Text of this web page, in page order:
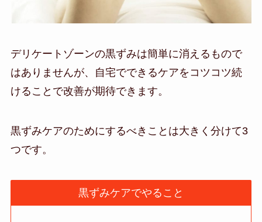
デリケートゾーンの黒ずみは簡単に消えるもので
はありませんが、自宅でできるケアをコツコツ続
けることで改善が期待できます。
黒ずみケアのためにするべきことは大きく分けて3
つです。
黒ずみケアでやること